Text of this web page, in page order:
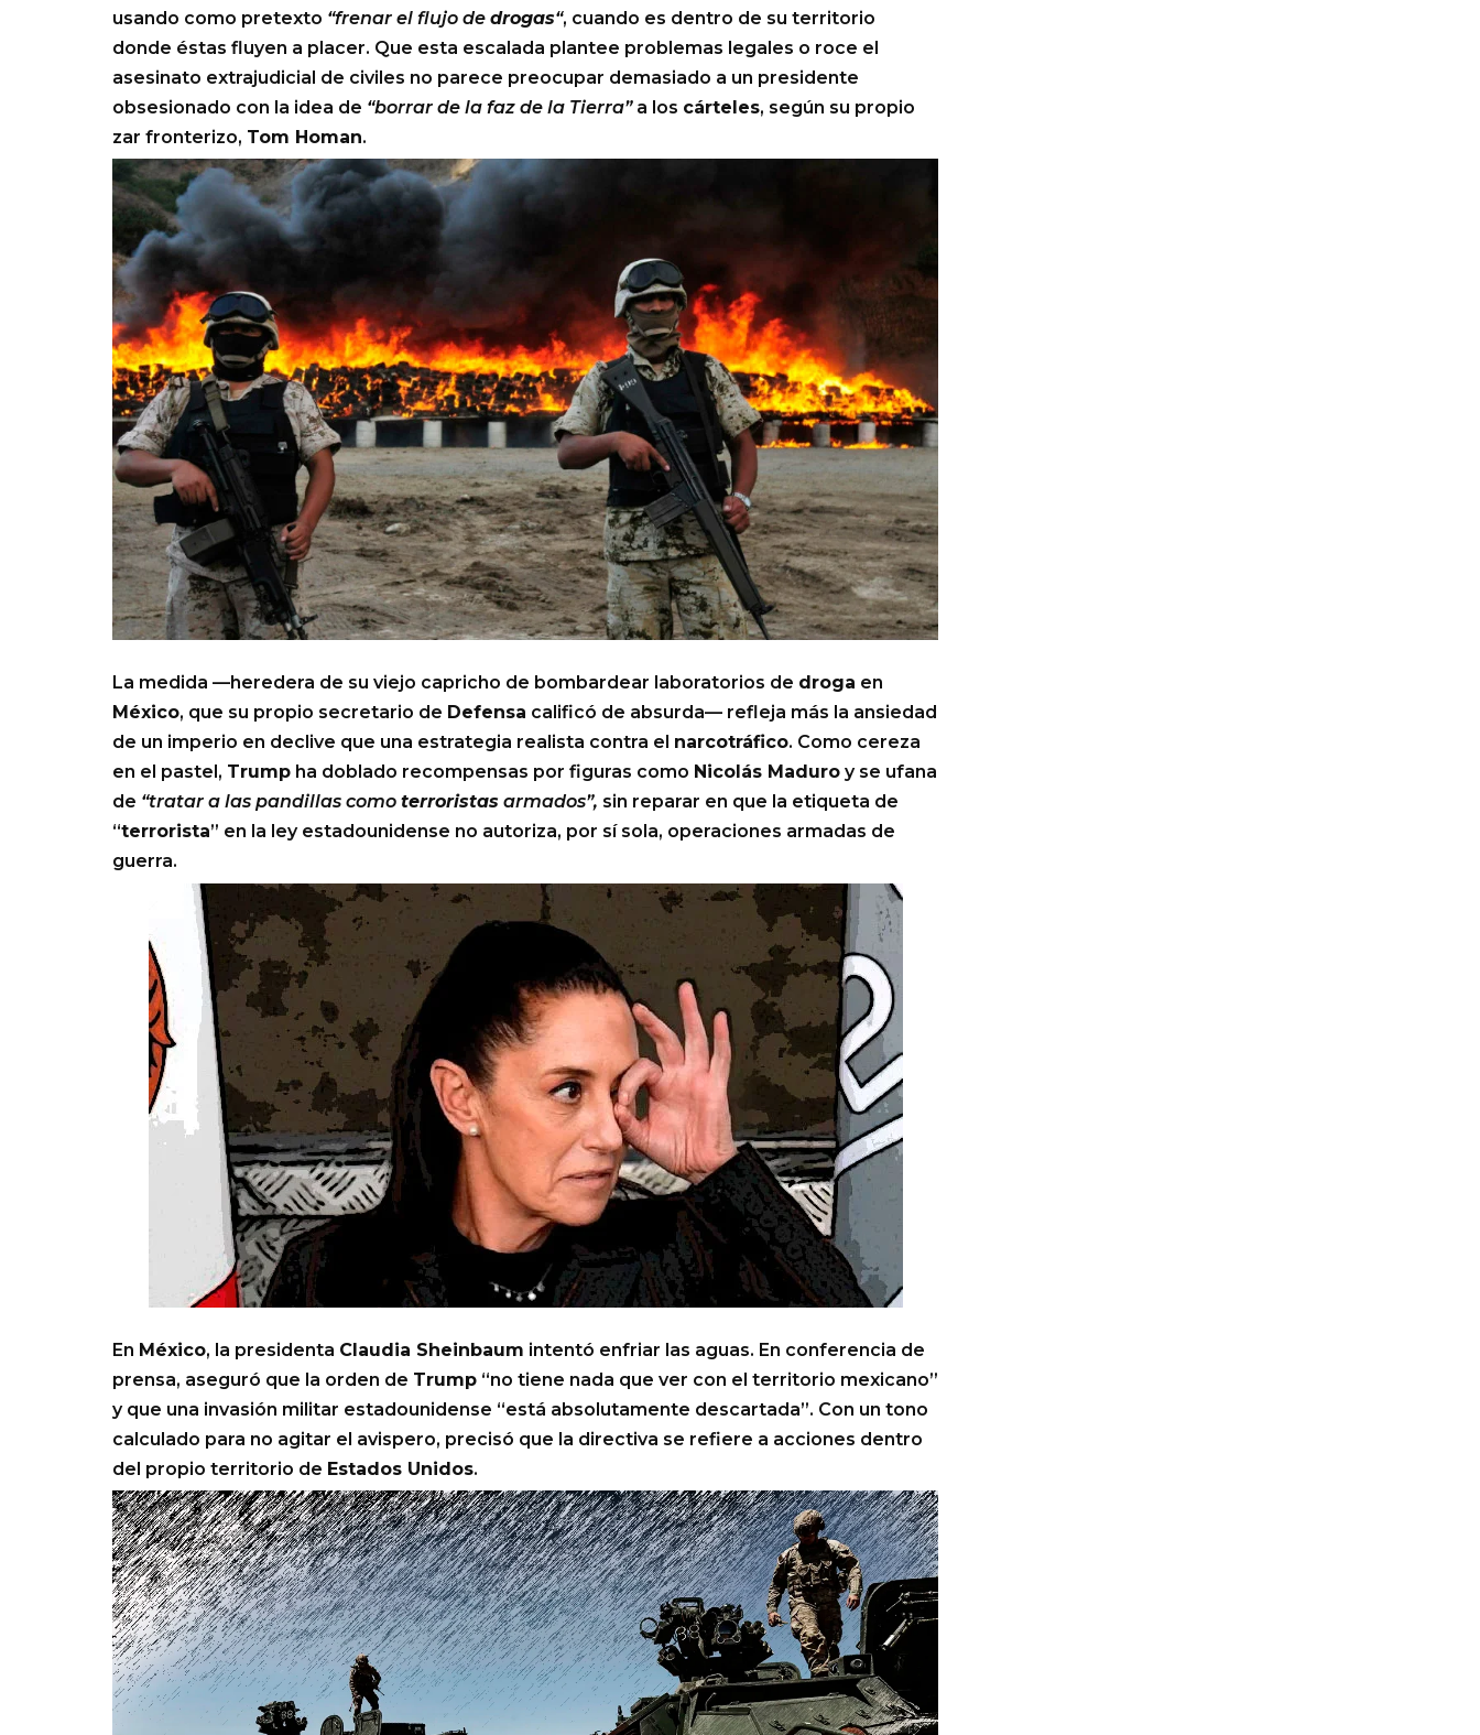
usando como pretexto “frenar el flujo de drogas“, cuando es dentro de su territorio
donde éstas fluyen a placer. Que esta escalada plantee problemas legales o roce el
asesinato extrajudicial de civiles no parece preocupar demasiado a un presidente
obsesionado con la idea de “borrar de la faz de la Tierra”a los cárteles, según su propio
zar fronterizo, Tom Homan.
La medida —heredera de su viejo capricho de bombardear laboratorios de droga en
México, que su propio secretario de Defensa calificó de absurda— refleja más la ansiedad
de un imperio en declive que una estrategia realista contra el narcotráfico. Como cereza
en el pastel, Trump ha doblado recompensas por figuras como Nicolás Maduro y se ufana
de “tratar a las pandillas como terroristas armados”, sin reparar en que la etiqueta de
“terrorista” en la ley estadounidense no autoriza, por sí sola, operaciones armadas de
guerra.
En México, la presidenta Claudia Sheinbaum intentó enfriar las aguas. En conferencia de
prensa, aseguró que la orden de Trump “no tiene nada que ver con el territorio mexicano”
y que una invasión militar estadounidense “está absolutamente descartada”. Con un tono
calculado para no agitar el avispero, precisó que la directiva se refiere a acciones dentro
del propio territorio de Estados Unidos.